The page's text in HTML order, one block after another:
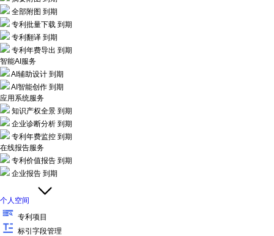
全部附图 到期
专利批量下载 到期
专利翻译 到期
专利年费导出 到期
智能AI服务
AI辅助设计 到期
AI智能创作 到期
应用系统服务
知识产权全景 到期
企业诊断分析 到期
专利年费监控 到期
在线报告服务
专利价值报告 到期
企业报告 到期
个人空间
专利项目
标引字段管理